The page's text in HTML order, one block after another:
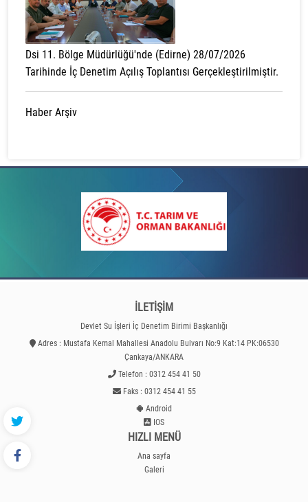
Dsi 11. Bölge Müdürlüğü'nde (Edirne) 28/07/2026
Tarihinde İç Denetim Açılış Toplantısı Gerçekleştirilmiştir.
Haber Arşiv
İLETİŞİM
Devlet Su İşleri İç Denetim Birimi Başkanlığı
Adres : Mustafa Kemal Mahallesi Anadolu Bulvarı No:9 Kat:14 PK:06530
Çankaya/ANKARA
Telefon : 0312 454 41 50
Faks : 0312 454 41 55
Android
IOS
HIZLI MENÜ
Ana sayfa
Galeri